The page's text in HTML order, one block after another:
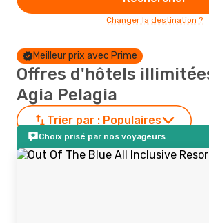
Changer la destination ?
Meilleur prix avec Prime
Offres d'hôtels
Agia Pelagia
Trier par : Populaires
Choix prisé par nos voyageurs